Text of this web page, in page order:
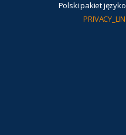
Polski pakiet